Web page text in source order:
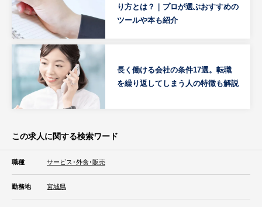
り方とは？｜プロが選ぶおすすめの
ツールや本も紹介
長く働ける会社の条件17選。転職
を繰り返してしまう人の特徴も解説
この求人に関する検索ワード
職種 サービス･外食･販売
勤務地 宮城県